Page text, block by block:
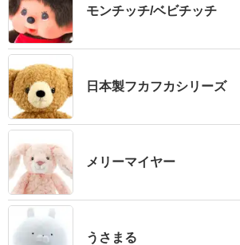
の
文
集
例
婚
に
贈
モンチッチ/ベビチッチ
日本製フカフカシリーズ
メリーマイヤー
うさまる